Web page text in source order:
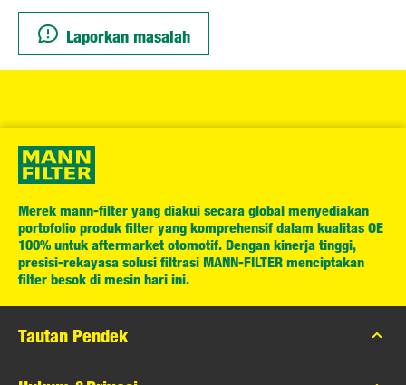
Laporkan masalah
Merek mann-filter yang diakui secara global menyediakan
portofolio produk filter yang komprehensif dalam kualitas OE
100% untuk aftermarket otomotif. Dengan kinerja tinggi,
presisi-rekayasa solusi filtrasi MANN-FILTER menciptakan
filter besok di mesin hari ini.
Tautan Pendek